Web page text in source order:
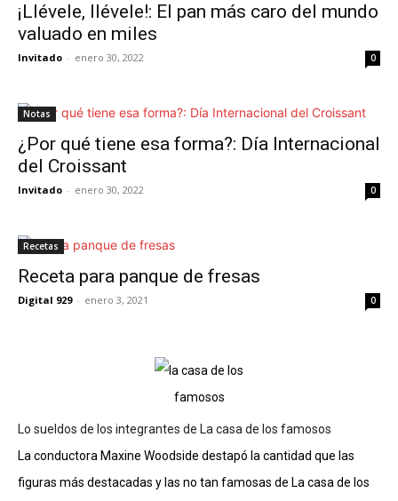
¡Llévele, llévele!: El pan más caro del mundo
valuado en miles
Invitado - enero 30, 2022 0
Notas
¿Por qué tiene esa forma?: Día Internacional
del Croissant
Invitado - enero 30, 2022 0
Recetas
Receta para panque de fresas
Digital 929 - enero 3, 2021 0
Lo sueldos de los integrantes de La casa de los famosos
La conductora Maxine Woodside destapó la cantidad que las
figuras más destacadas y las no tan famosas de La casa de los